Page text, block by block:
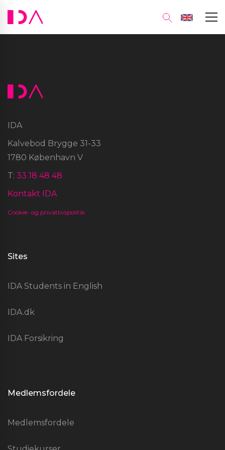
IDA
Kalvebod Brygge 31-33
1780 København V
T: 33 18 48 48
Kontakt IDA
Cookie- og privatlivspolitik
Sites
IDA Students in English
IDA.dk
IDA Forsikring
Medlemsfordele
Medlemsfordele